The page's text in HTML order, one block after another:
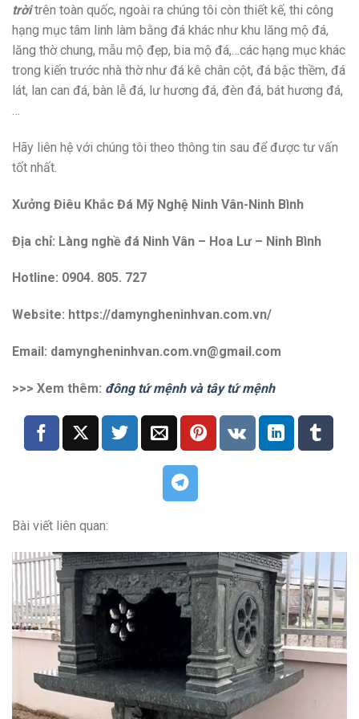
trờitrên toàn quốc, ngoài ra chúng tôi còn thiết kế, thi công
hạng mục tâm linh làm bằng đá khác như khu lăng mộ đá,
lăng thờ chung, mẫu mộ đẹp, bia mộ đá,…các hạng mục khác
trong kiến trước nhà thờ như đá kê chân cột, đá bậc thềm, đá
lát, lan can đá, bàn lễ đá, lư hương đá, đèn đá, bát hương đá,
…
Hãy liên hệ với chúng tôi theo thông tin sau để được tư vấn
tốt nhất.
Xưởng Điêu Khắc Đá Mỹ Nghệ Ninh Vân-Ninh Bình
Địa chỉ: Làng nghề đá Ninh Vân – Hoa Lư – Ninh Bình
Hotline: 0904. 805. 727
Website: https://damyngheninhvan.com.vn/
Email: damyngheninhvan.com.vn@gmail.com
>>> Xem thêm: đông tứ mệnh và tây tứ mệnh
Bài viết liên quan: